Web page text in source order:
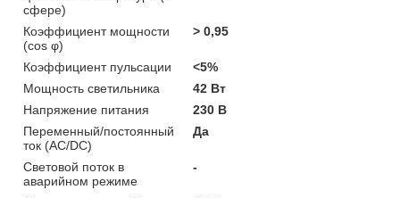
сфере)
Коэффициент мощности
(cos φ)
> 0,95
Коэффициент пульсации
<5%
Мощность светильника
42 Вт
Напряжение питания
230 В
Переменный/постоянный
ток (AC/DC)
Да
Световой поток в
аварийном режиме
-